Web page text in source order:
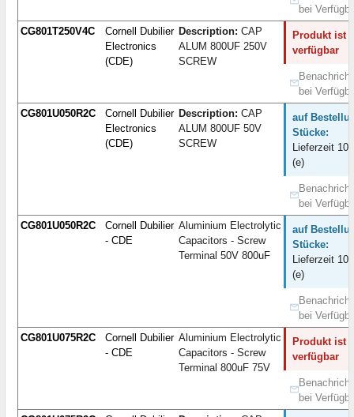
bei
CG801T250V4C
Cornell Dubilier
Electronics
(CDE)
Description: CAP
ALUM 800UF 250V
SCREW
Produkt ist
verfügbar
bei
CG801U050R2C
Cornell Dubilier
Electronics
(CDE)
Description: CAP
ALUM 800UF 50V
SCREW
auf
Stücke:
Lieferzeit
(e)
bei
CG801U050R2C
Cornell Dubilier
- CDE
Aluminium Electrolytic
Capacitors - Screw
Terminal 50V 800uF
auf
Stücke:
Lieferzeit
(e)
bei
CG801U075R2C
Cornell Dubilier
- CDE
Aluminium Electrolytic
Capacitors - Screw
Terminal 800uF 75V
Produkt ist
verfügbar
bei